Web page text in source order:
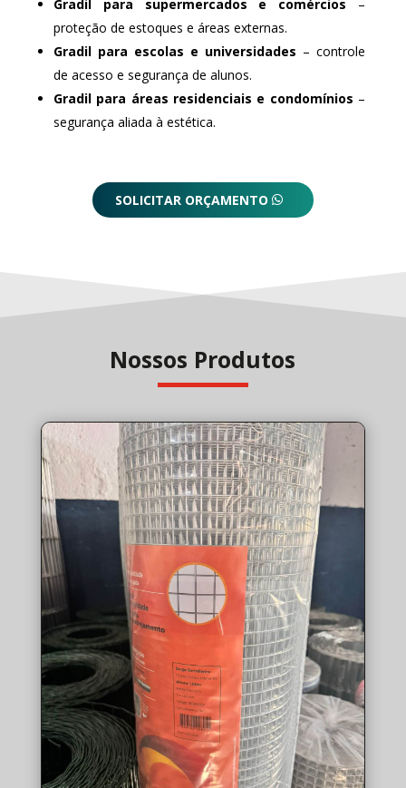
Gradil para supermercados e comércios –
proteção de estoques e áreas externas.
Gradil para escolas e universidades – controle
de acesso e segurança de alunos.
Gradil para áreas residenciais e condomínios –
segurança aliada à estética.
SOLICITAR ORÇAMENTO
Nossos Produtos